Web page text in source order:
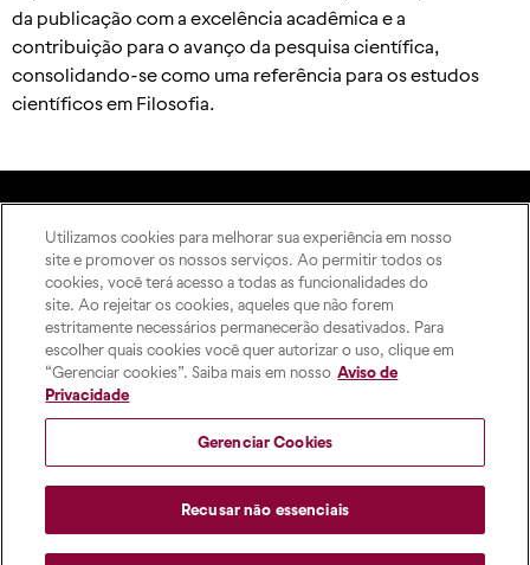
da publicação com a excelência acadêmica e a
contribuição para o avanço da pesquisa científica,
consolidando-se como uma referência para os estudos
científicos em Filosofia.
Rua Imaculada Conceição,
1155 – Prado Velho,
Curitiba – PR, 80215-901
Das 8h às 17h, de segunda a
sexta-feira
pucpress@pucpr.br
+55 (41) 9 9860-2728
A Editora
Como publicar
ODS
Contato
Utilizamos cookies para melhorar sua experiência em nosso
site e promover os nossos serviços. Ao permitir todos os
cookies, você terá acesso a todas as funcionalidades do
site. Ao rejeitar os cookies, aqueles que não forem
estritamente necessários permanecerão desativados. Para
escolher quais cookies você quer autorizar o uso, clique em
“Gerenciar cookies”. Saiba mais em nosso Aviso de
Privacidade
Gerenciar Cookies
Recusar não essenciais